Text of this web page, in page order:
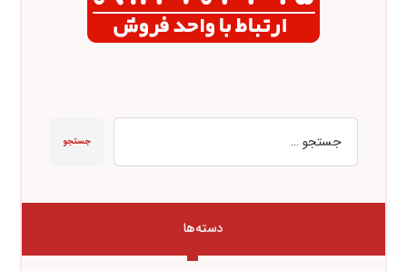
جستجو
دسته‌ها